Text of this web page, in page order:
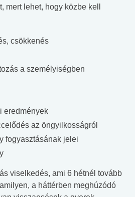
mert lehet, hogy közbe kell
csökkenés
a személyiségben
eredmények
az öngyilkosságról
fogyasztásának jelei
viselkedés, ami 6 hétnél tovább
a háttérben meghúzódó